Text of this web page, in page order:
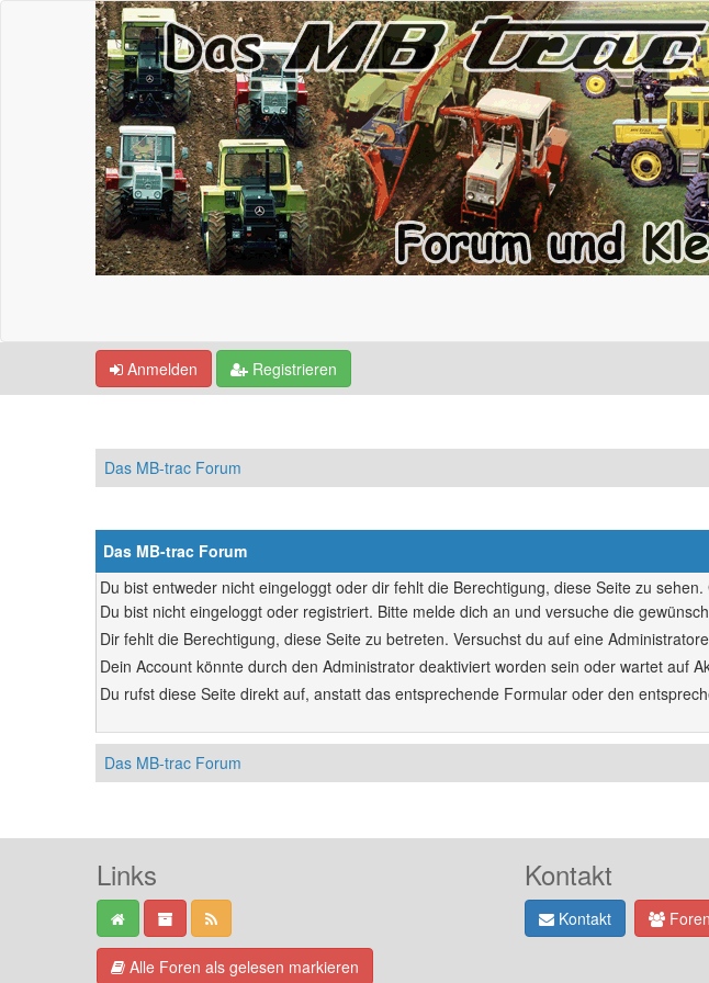
Anmelden Registrieren
Das MB-trac Forum
Das MB-trac Forum
Du bist entweder nicht eingeloggt oder dir fehlt die Berechtigung, diese Seite zu
Du bist nicht eingeloggt oder registriert. Bitte melde dich an und versuche die
Dir fehlt die Berechtigung, diese Seite zu betreten. Versuchst du auf eine
Dein Account könnte durch den Administrator deaktiviert worden sein oder wartet auf
Du rufst diese Seite direkt auf, anstatt das entsprechende Formular oder den
Das MB-trac Forum
Links
Alle Foren als gelesen markieren
Kontakt
Kontakt